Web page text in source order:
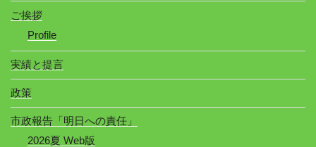
ご挨拶
Profile
実績と提言
政策
市政報告「明日への責任」
2026夏 Web版